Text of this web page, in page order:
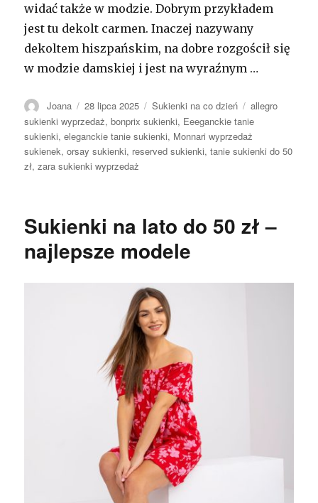
widać także w modzie. Dobrym przykładem
jest tu dekolt carmen. Inaczej nazywany
dekoltem hiszpańskim, na dobre rozgościł się
w modzie damskiej i jest na wyraźnym …
Autor
Joana Opublikowano
28 lipca 2025 Kategorie
Sukienki na co dzień Tagi
allegro
sukienki wyprzedaż,bonprix sukienki, Eeeganckie tanie
sukienki,eleganckie tanie sukienki, Monnari wyprzedaż
sukienek,orsay sukienki, reserved sukienki,tanie sukienki do 50
zł,zara sukienki wyprzedaż
Sukienki na lato do 50 zł –
najlepsze modele